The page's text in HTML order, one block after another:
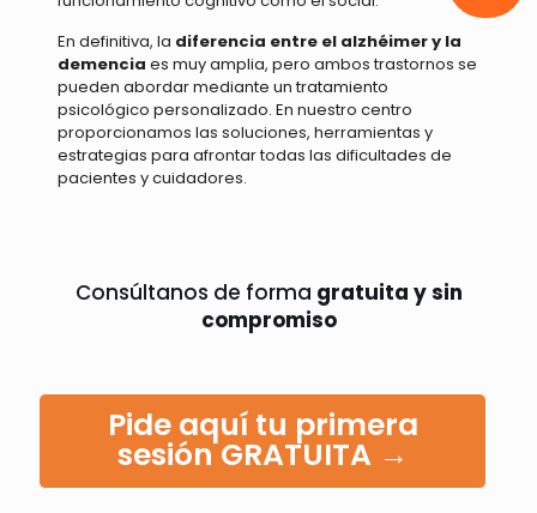
En definitiva, la diferencia entre el alzhéimer y la
demencia es muy amplia, pero ambos trastornos se
pueden abordar mediante un tratamiento
psicológico personalizado. En nuestro centro
proporcionamos las soluciones, herramientas y
estrategias para afrontar todas las dificultades de
pacientes y cuidadores.
Consúltanos de forma gratuita y sin
compromiso
Pide aquí tu primera
sesión GRATUITA →